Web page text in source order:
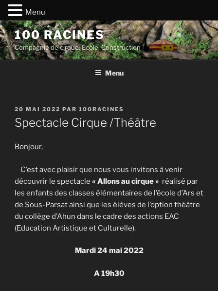
Aller
au
contenu
principal
100 RACINES
Compagnie de cirque, Ecole, Construction
Menu
PUBLIÉ
LE
20 MAI 2022 PAR 100RACINES
Spectacle Cirque /Théâtre
Bonjour,
C’est avec plaisir que nous vous invitons à venir
découvrir le spectacle « Allons au cirque » réalisé par
les enfants des classes élémentaires de l’école d’Ars et
de Sous-Parsat ainsi que les élèves de l’option théâtre
du collège d’Ahun dans le cadre des actions EAC
(Education Artistique et Culturelle).
Mardi 24 mai 2022
A 19h30
Menu